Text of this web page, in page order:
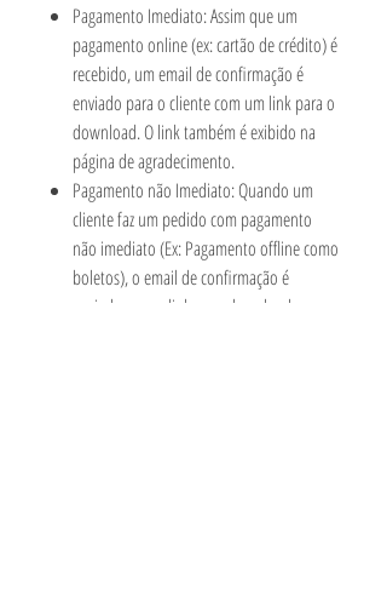
Pagamento Imediato: Assim que um
pagamento online (ex: cartão de crédito) é
recebido, um email de confirmação é
enviado para o cliente com um link para o
download. O link também é exibido na
página de agradecimento.
Pagamento não Imediato: Quando um
cliente faz um pedido com pagamento
não imediato (Ex: Pagamento offline como
boletos), o email de confirmação é
enviado sem o link para download.